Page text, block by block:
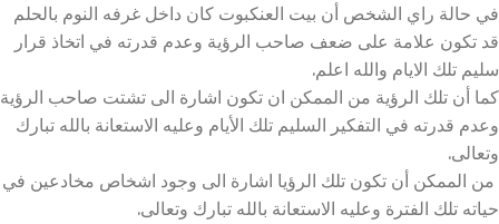
في حالة راي الشخص أن بيت العنكبوت كان داخل غرفه النوم بالحلم
قد تكون علامة على ضعف صاحب الرؤية وعدم قدرته في اتخاذ قرار
سليم تلك الايام والله اعلم.
كما أن تلك الرؤية من الممكن ان تكون اشارة الى تشتت صاحب الرؤية
وعدم قدرته في التفكير السليم تلك الأيام وعليه الاستعانة بالله تبارك
وتعالى.
من الممكن أن تكون تلك الرؤيا اشارة الى وجود اشخاص مخادعين في
حياته تلك الفترة وعليه الاستعانة بالله تبارك وتعالى.